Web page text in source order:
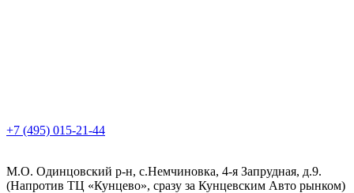
+7 (495) 015-21-44
М.О. Одинцовский р-н, с.Немчиновка, 4-я Запрудная, д.9.
(Напротив ТЦ «Кунцево», сразу за Кунцевским Авто рынком)